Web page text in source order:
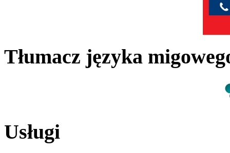
Tłumacz języka
Usługi